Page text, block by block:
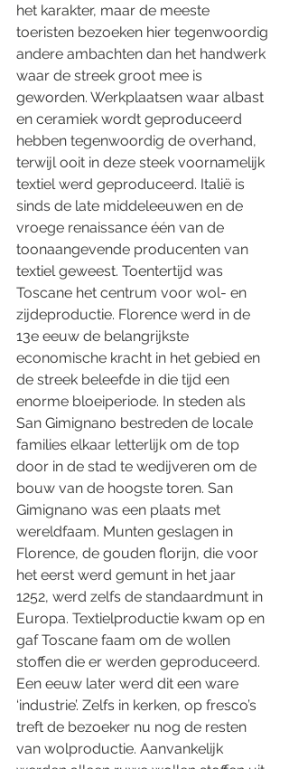
het karakter, maar de meeste
toeristen bezoeken hier tegenwoordig
andere ambachten dan het handwerk
waar de streek groot mee is
geworden. Werkplaatsen waar albast
en ceramiek wordt geproduceerd
hebben tegenwoordig de overhand,
terwijl ooit in deze steek voornamelijk
textiel werd geproduceerd. Italië is
sinds de late middeleeuwen en de
vroege renaissance één van de
toonaangevende producenten van
textiel geweest. Toentertijd was
Toscane het centrum voor wol- en
zijdeproductie. Florence werd in de
13e eeuw de belangrijkste
economische kracht in het gebied en
de streek beleefde in die tijd een
enorme bloeiperiode. In steden als
San Gimignano bestreden de locale
families elkaar letterlijk om de top
door in de stad te wedijveren om de
bouw van de hoogste toren. San
Gimignano was een plaats met
wereldfaam. Munten geslagen in
Florence, de gouden florijn, die voor
het eerst werd gemunt in het jaar
1252, werd zelfs de standaardmunt in
Europa. Textielproductie kwam op en
gaf Toscane faam om de wollen
stoffen die er werden geproduceerd.
Een eeuw later werd dit een ware
‘industrie’. Zelfs in kerken, op fresco’s
treft de bezoeker nu nog de resten
van wolproductie. Aanvankelijk